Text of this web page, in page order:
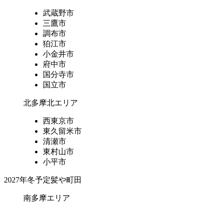
武蔵野市
三鷹市
調布市
狛江市
小金井市
府中市
国分寺市
国立市
北多摩北エリア
西東京市
東久留米市
清瀬市
東村山市
小平市
2027年冬予定髪や町田
南多摩エリア